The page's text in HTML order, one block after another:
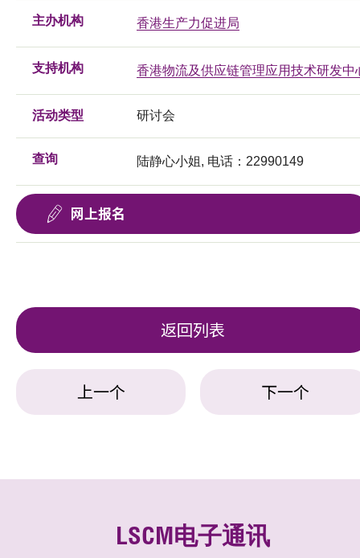
主办机构 香港生产力促进局
支持机构 香港物流及供应链管理应用技术研发中
活动类型 研讨会
查询 陆静心小姐, 电话：22990149
网上报名
返回列表
上一个 下一个
LSCM电子通讯